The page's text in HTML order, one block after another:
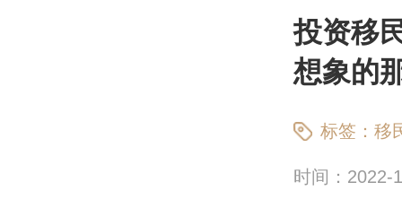
投资移
想象的
标签： 移
时间：2022-